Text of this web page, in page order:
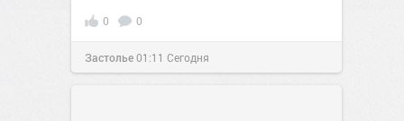
0 0
Застолье01:11 Сегодня